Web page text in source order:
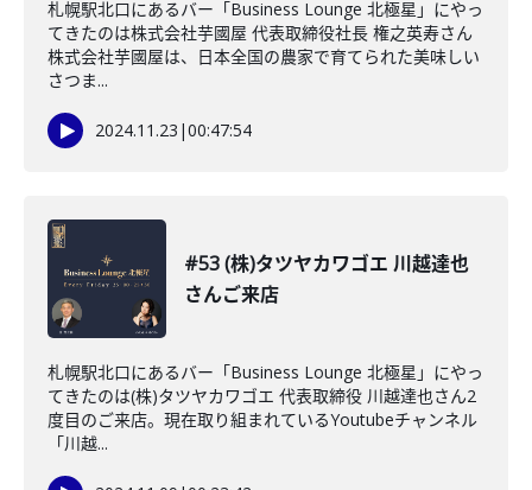
札幌駅北口にあるバー「Business Lounge 北極星」にやっ
てきたのは株式会社芋國屋 代表取締役社長 権之英寿さん
株式会社芋國屋は、日本全国の農家で育てられた美味しい
さつま...
2024.11.23 |00:47:54
#53 (株)タツヤカワゴエ 川越達也
さんご来店
札幌駅北口にあるバー「Business Lounge 北極星」にやっ
てきたのは(株)タツヤカワゴエ 代表取締役 川越達也さん2
度目のご来店。現在取り組まれているYoutubeチャンネル
「川越...